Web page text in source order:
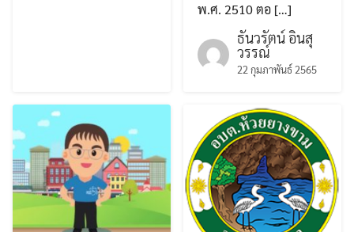
พ.ศ. 2510 ตอ […]
ธันวรัตน์ อินสุ
วรรณ์
22 กุมภาพันธ์ 2565